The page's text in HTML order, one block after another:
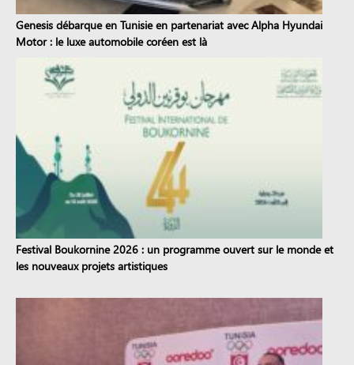
Genesis débarque en Tunisie en partenariat avec Alpha Hyundai
Motor : le luxe automobile coréen est là
Festival Boukornine 2026 : un programme ouvert sur le monde et
les nouveaux projets artistiques